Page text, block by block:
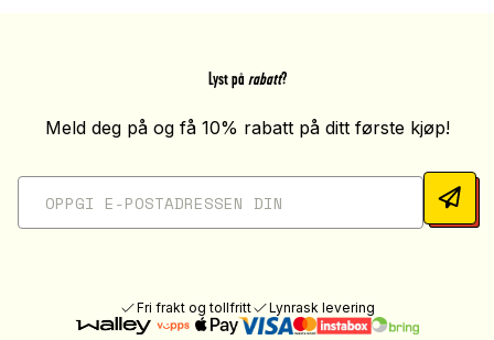
Lyst på rabatt?
Meld deg på og få 10% rabatt på ditt første kjøp!
Fri frakt og tollfritt Lynrask levering